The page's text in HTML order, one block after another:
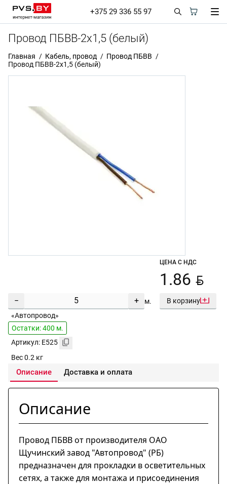
+375 29 336 55 97
Провод ПБВВ-2х1,5 (белый)
Главная Кабель, провод
Провод ПБВВ
Провод ПБВВ-2х1,5 (белый)
− + м.
ЦЕНА С НДС
1.86 BYN
В корзину
«Автопровод»
Остатки: 400 м.
Артикул: E525
Вес 0.2 кг
Описание Доставка и оплата
Описание
Провод ПБВВ от производителя ОАО
Щучинский завод "Автопровод" (РБ)
предназначен для прокладки в осветительных
сетях, а также для монтажа и присоединения